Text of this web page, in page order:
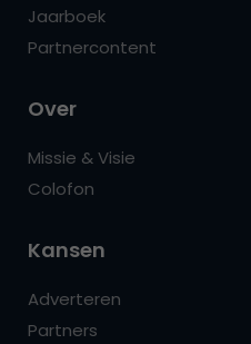
Jaarboek
Partnercontent
Over
Missie & Visie
Colofon
Kansen
Adverteren
Partners